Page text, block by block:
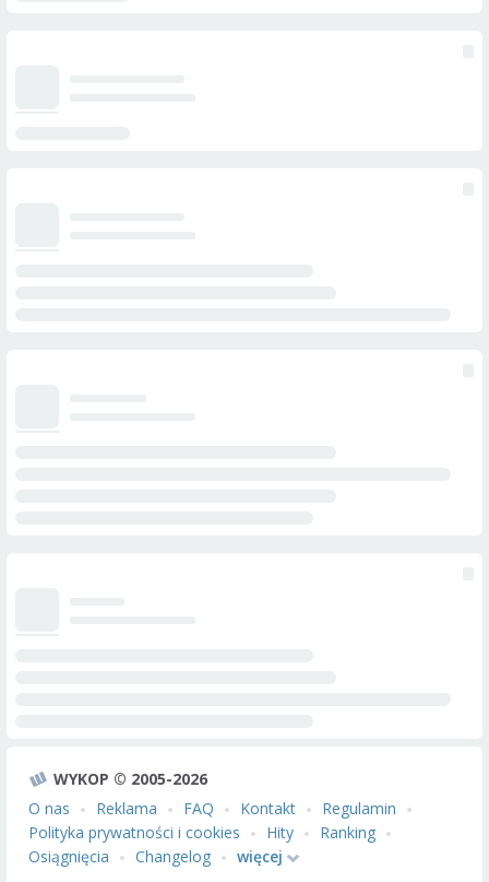
WYKOP © 2005-2026
O nas
Reklama FAQ Kontakt
Regulamin
Polityka prywatności i cookies
Hity
Ranking
Osiągnięcia
Changelog więcej